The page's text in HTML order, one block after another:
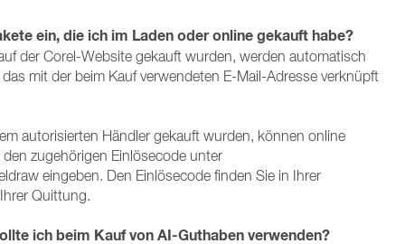
ein, die ich im Laden oder online gekauft habe?
der Corel-Website gekauft wurden, werden automatisch
mit der beim Kauf verwendeten E-Mail-Adresse verknüpft
autorisierten Händler gekauft wurden, können online
zugehörigen Einlösecode unter
eingeben. Den Einlösecode finden Sie in Ihrer
Quittung.
ich beim Kauf von AI-Guthaben verwenden?